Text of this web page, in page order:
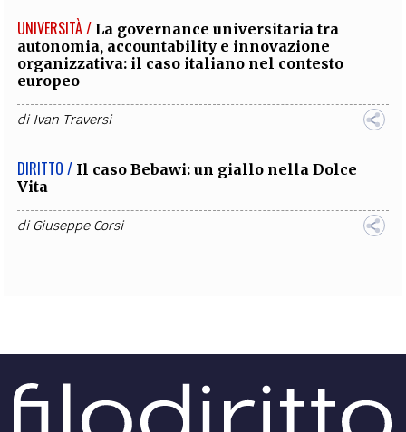
UNIVERSITÀ / La governance universitaria tra
autonomia, accountability e innovazione
organizzativa: il caso italiano nel contesto
europeo
di Ivan Traversi
DIRITTO / Il caso Bebawi: un giallo nella Dolce
Vita
diGiuseppe Corsi